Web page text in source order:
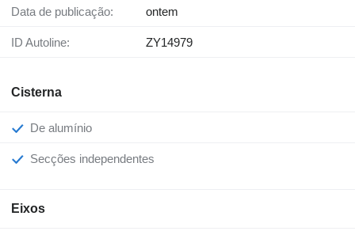
Data de publicação: ontem
ID Autoline: ZY14979
Cisterna
De alumínio
Secções independentes
Eixos